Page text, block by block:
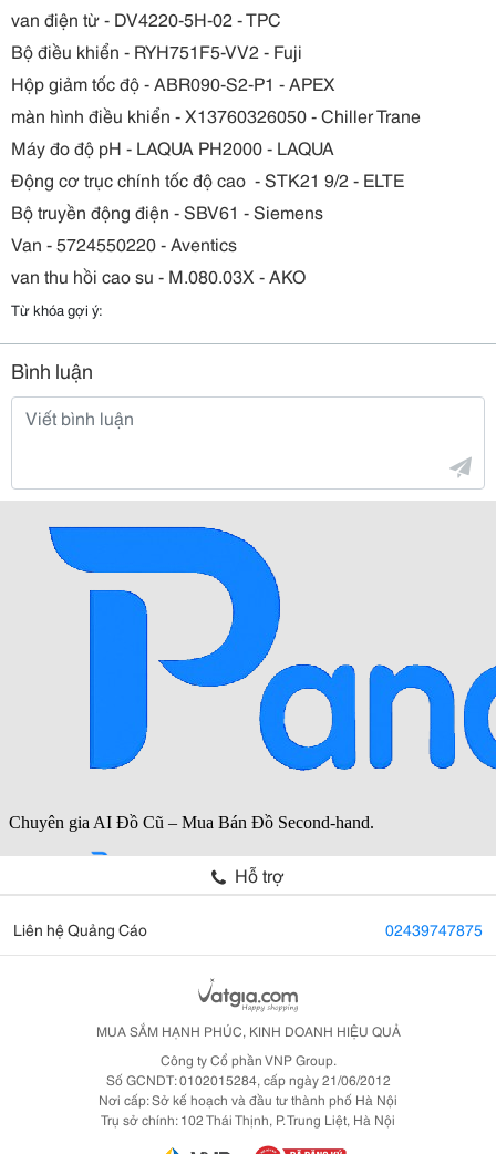
van điện từ - DV4220-5H-02 - TPC
Bộ điều khiển - RYH751F5-VV2 - Fuji
Hộp giảm tốc độ - ABR090-S2-P1 - APEX
màn hình điều khiển - X13760326050 - Chiller Trane
Máy đo độ pH - LAQUA PH2000 - LAQUA
Động cơ trục chính tốc độ cao - STK21 9/2 - ELTE
Bộ truyền động điện - SBV61 - Siemens
Van - 5724550220 - Aventics
van thu hồi cao su - M.080.03X - AKO
Từ khóa gợi ý:
Bình luận
Hỗ trợ
Liên hệ Quảng Cáo 02439747875
MUA SẮM HẠNH PHÚC, KINH DOANH HIỆU QUẢ
Công ty Cổ phần VNP Group.
Số GCNDT: 0102015284, cấp ngày 21/06/2012
Nơi cấp: Sở kế hoạch và đầu tư thành phố Hà Nội
Trụ sở chính: 102 Thái Thịnh, P. Trung Liệt, Hà Nội